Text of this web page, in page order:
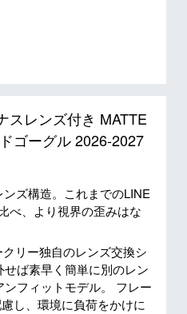
レンズ付き MATTE
ゴーグル 2026-2027
ズ構造。これまでのLINE
べ、より視界の歪みはな
リー独自のレンズ交換シ
ば素早く簡単に別のレン
フィットモデル。 フレー
し、環境に負荷をかけに